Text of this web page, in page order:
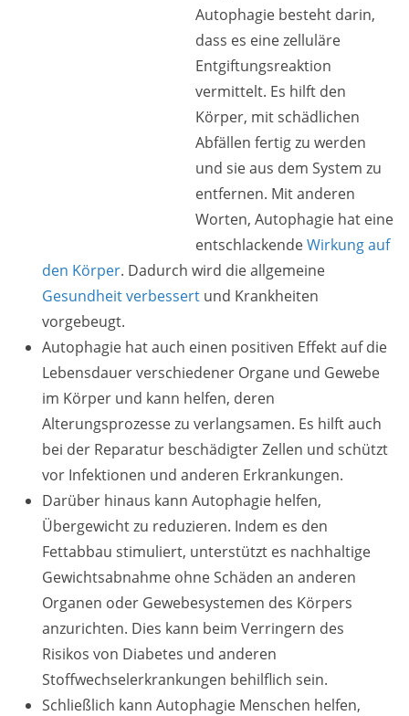
Autophagie besteht darin,
dass es eine zelluläre
Entgiftungsreaktion
vermittelt. Es hilft den
Körper, mit schädlichen
Abfällen fertig zu werden
und sie aus dem System zu
entfernen. Mit anderen
Worten, Autophagie hat eine
entschlackendeWirkung auf
den Körper. Dadurch wird die allgemeine
Gesundheit verbessert und Krankheiten
vorgebeugt.
Autophagie hat auch einen positiven Effekt auf die
Lebensdauer verschiedener Organe und Gewebe
im Körper und kann helfen, deren
Alterungsprozesse zu verlangsamen. Es hilft auch
bei der Reparatur beschädigter Zellen und schützt
vor Infektionen und anderen Erkrankungen.
Darüber hinaus kann Autophagie helfen,
Übergewicht zu reduzieren. Indem es den
Fettabbau stimuliert, unterstützt es nachhaltige
Gewichtsabnahme ohne Schäden an anderen
Organen oder Gewebesystemen des Körpers
anzurichten. Dies kann beim Verringern des
Risikos von Diabetes und anderen
Stoffwechselerkrankungen behilflich sein.
Schließlich kann Autophagie Menschen helfen,